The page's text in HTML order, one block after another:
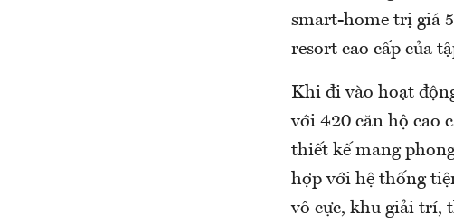
smart-home trị giá
resort cao cấp của
Khi đi vào hoạt
với 420 căn hộ cao
thiết kế mang
hợp với hệ thống
vô cực, khu giải trí,